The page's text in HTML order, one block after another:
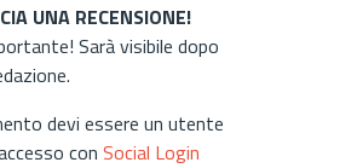
UNA RECENSIONE!
Sarà visibile dopo
devi essere un utente
con Social Login